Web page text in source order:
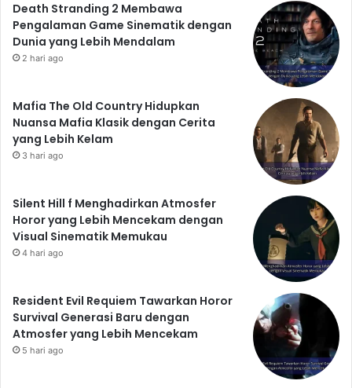
Death Stranding 2 Membawa
Pengalaman Game Sinematik dengan
Dunia yang Lebih Mendalam
2 hari ago
Mafia The Old Country Hidupkan
Nuansa Mafia Klasik dengan Cerita
yang Lebih Kelam
3 hari ago
Silent Hill f Menghadirkan Atmosfer
Horor yang Lebih Mencekam dengan
Visual Sinematik Memukau
4 hari ago
Resident Evil Requiem Tawarkan Horor
Survival Generasi Baru dengan
Atmosfer yang Lebih Mencekam
5 hari ago